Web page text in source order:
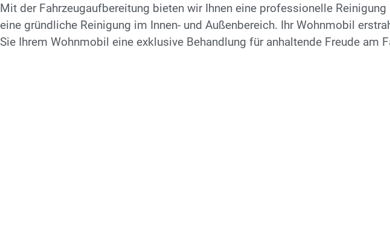
Mit der Fahrzeugaufbereitung bieten wir Ihnen eine professionelle
eine gründliche Reinigung im Innen- und Außenbereich. Ihr Wohnmobil
Sie Ihrem Wohnmobil eine exklusive Behandlung für anhaltende Freude am